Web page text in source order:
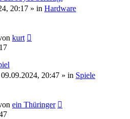
20:17 » in Hardware
kurt
09.09.2024, 20:47 » in Spiele
ein Thüringer